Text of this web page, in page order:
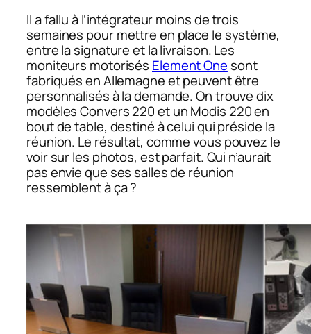
Il a fallu à l’intégrateur moins de trois
semaines pour mettre en place le système,
entre la signature et la livraison. Les
moniteurs motorisés Element One sont
fabriqués en Allemagne et peuvent être
personnalisés à la demande. On trouve dix
modèles Convers 220 et un Modis 220 en
bout de table, destiné à celui qui préside la
réunion. Le résultat, comme vous pouvez le
voir sur les photos, est parfait. Qui n’aurait
pas envie que ses salles de réunion
ressemblent à ça ?